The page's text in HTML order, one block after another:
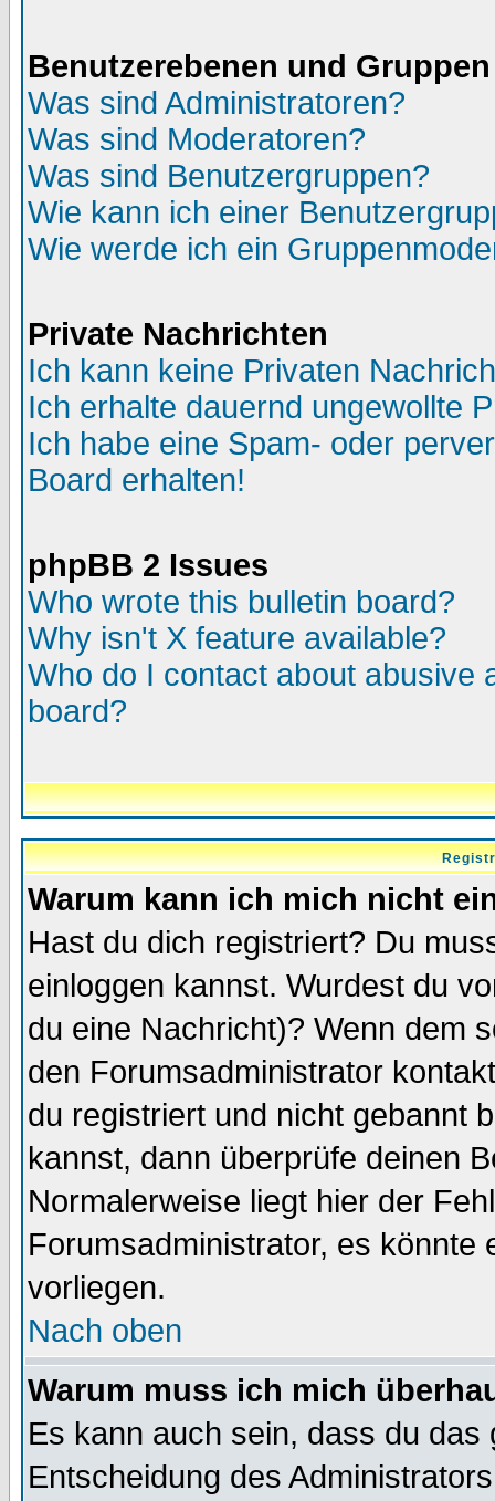
Benutzerebenen und Gruppen
Was sind Administratoren?
Was sind Moderatoren?
Was sind Benutzergruppen?
Wie kann ich einer
Wie werde ich ein
Private Nachrichten
Ich kann keine Privaten
Ich erhalte dauernd ungewollte
Ich habe eine Spam- oder
Board erhalten!
phpBB 2 Issues
Who wrote this bulletin board?
Why isn't X feature available?
Who do I contact about abusive
board?
Warum kann ich mich nicht
Hast du dich registriert? Du
einloggen kannst. Wurdest du
du eine Nachricht)? Wenn dem
den Forumsadministrator
du registriert und nicht gebannt
kannst, dann überprüfe deinen
Normalerweise liegt hier der
Forumsadministrator, es könnte
vorliegen.
Nach oben
Warum muss ich mich
Es kann auch sein, dass du
Entscheidung des